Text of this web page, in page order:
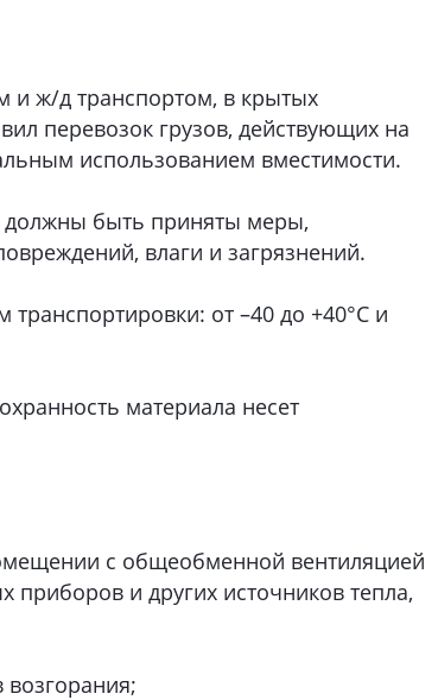
и ж/д транспортом, в крытых
перевозок грузов, действующих на
использованием вместимости.
должны быть приняты меры,
влаги и загрязнений.
от –40 до +40°С и
материала несет
с общеобменной вентиляцией
приборов и других источников тепла,
возгорания;